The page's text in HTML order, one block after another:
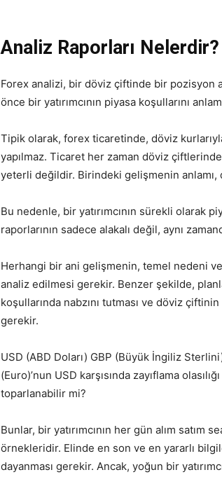
Analiz Raporları Nelerdir?
Forex analizi, bir döviz çiftinde bir pozisyon
önce bir yatırımcının piyasa koşullarını
Tipik olarak, forex ticaretinde, döviz
yapılmaz. Ticaret her zaman döviz
yeterli değildir. Birindeki gelişmenin
Bu nedenle, bir yatırımcının sürekli olarak
raporlarının sadece alakalı değil, aynı
Herhangi bir ani gelişmenin, temel nedeni
analiz edilmesi gerekir. Benzer şekilde,
koşullarında nabzını tutması ve döviz
gerekir.
USD (ABD Doları) GBP (Büyük İngiliz
(Euro)’nun USD karşısında zayıflama
toparlanabilir mi?
Bunlar, bir yatırımcının her gün alım satım
örnekleridir. Elinde en son ve en yararlı
dayanması gerekir. Ancak, yoğun bir